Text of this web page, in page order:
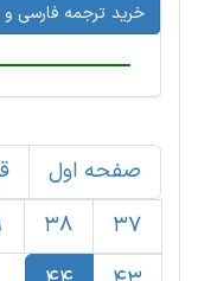
خرید ترجمه فارسی و
صفحه اول
37
38